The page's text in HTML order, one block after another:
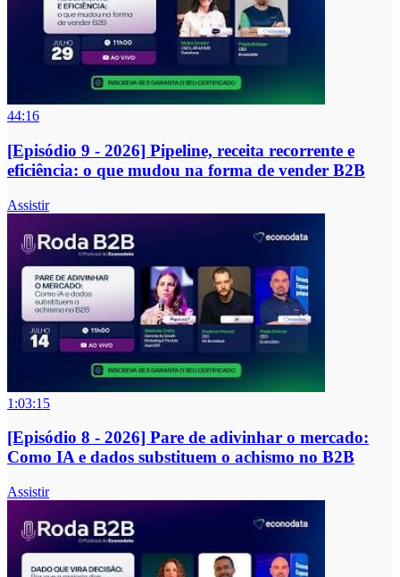
44:16
[Episódio 9 - 2026] Pipeline, receita recorrente e
eficiência: o que mudou na forma de vender B2B
Assistir
1:03:15
[Episódio 8 - 2026] Pare de adivinhar o mercado:
Como IA e dados substituem o achismo no B2B
Assistir